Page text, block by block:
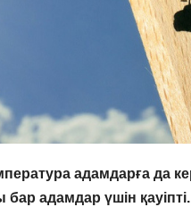
адамдарға да
адамдар үшін